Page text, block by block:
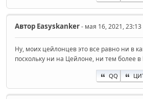
Автор Easyskanker- мая 16, 2021, 23:13
Ну, моих цейлонцев это все равно ни в
поскольку ни на Цейлоне, ни тем более
QQ